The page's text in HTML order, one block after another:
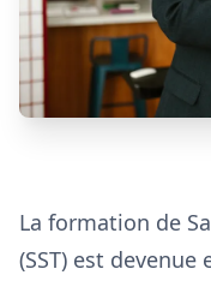
La formation de
(SST) est